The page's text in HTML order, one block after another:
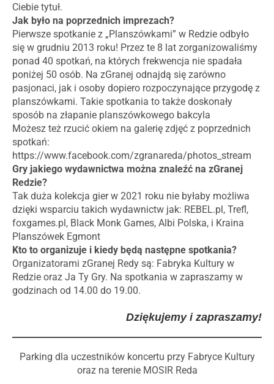
Ciebie tytuł.
Jak było na poprzednich imprezach?
Pierwsze spotkanie z „Planszówkami” w Redzie odbyło
się w grudniu 2013 roku! Przez te 8 lat zorganizowaliśmy
ponad 40 spotkań, na których frekwencja nie spadała
poniżej 50 osób. Na zGranej odnajdą się zarówno
pasjonaci, jak i osoby dopiero rozpoczynające przygodę z
planszówkami. Takie spotkania to także doskonały
sposób na złapanie planszówkowego bakcyla
Możesz też rzucić okiem na galerię zdjęć z poprzednich
spotkań:
https://www.facebook.com/zgranareda/photos_stream
Gry jakiego wydawnictwa można znaleźć na zGranej
Redzie?
Tak duża kolekcja gier w 2021 roku nie byłaby możliwa
dzięki wsparciu takich wydawnictw jak: REBEL.pl, Trefl,
foxgames.pl, Black Monk Games, Albi Polska, i Kraina
Planszówek Egmont
Kto to organizuje i kiedy będą następne spotkania?
Organizatorami zGranej Redy są: Fabryka Kultury w
Redzie oraz Ja Ty Gry. Na spotkania w zapraszamy w
godzinach od 14.00 do 19.00.
Dziękujemy i zapraszamy!
Parking dla uczestników koncertu przy Fabryce Kultury
oraz na terenie MOSIR Reda